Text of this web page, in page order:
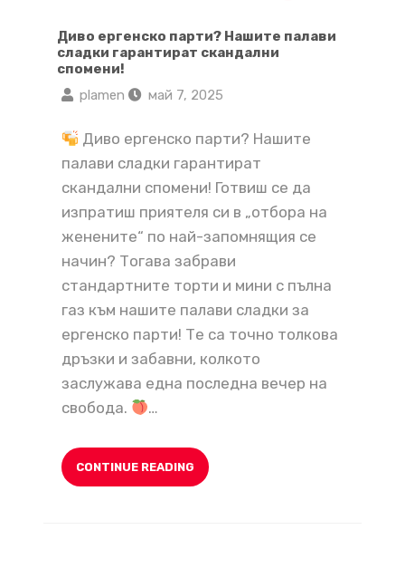
Диво ергенско парти? Нашите палави
сладки гарантират скандални
спомени!
plamen
май 7, 2025
Диво ергенско парти? Нашите
палави сладки гарантират
скандални спомени! Готвиш се да
изпратиш приятеля си в „отбора на
женените“ по най-запомнящия се
начин? Тогава забрави
стандартните торти и мини с пълна
газ към нашите палави сладки за
ергенско парти! Те са точно толкова
дръзки и забавни, колкото
заслужава една последна вечер на
свобода.
…
CONTINUE READING